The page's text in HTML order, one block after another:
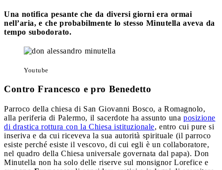
Una notifica pesante che da diversi giorni era ormai
nell’aria, e che probabilmente lo stesso Minutella aveva da
tempo subodorato.
Youtube
Contro Francesco e pro Benedetto
Parroco della chiesa di San Giovanni Bosco, a Romagnolo,
alla periferia di Palermo, il sacerdote ha assunto una posizione
di drastica rottura con la Chiesa istituzionale, entro cui pure si
inseriva e da cui riceveva la sua autorità spirituale (il parroco
esiste perché esiste il vescovo, di cui egli è un collaboratore,
nel quadro della Chiesa universale governata dal papa). Don
Minutella non ha solo delle riserve sul monsignor Lorefice e